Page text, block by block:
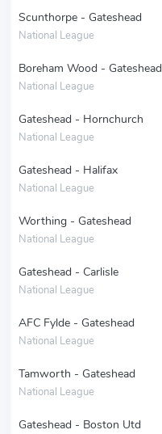
Scunthorpe - Gateshead
National League
Boreham Wood - Gateshead
National League
Gateshead - Hornchurch
National League
Gateshead - Halifax
National League
Worthing - Gateshead
National League
Gateshead - Carlisle
National League
AFC Fylde - Gateshead
National League
Tamworth - Gateshead
National League
Gateshead - Boston Utd